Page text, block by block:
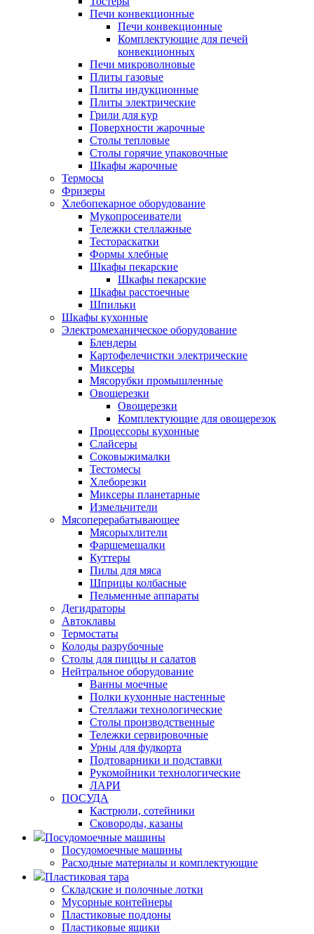
Печи конвекционные
Печи конвекционные
Комплектующие для печей
конвекционных
Печи микроволновые
Плиты газовые
Плиты индукционные
Плиты электрические
Грили для кур
Поверхности жарочные
Столы тепловые
Столы горячие упаковочные
Шкафы жарочные
Термосы
Фризеры
Хлебопекарное оборудование
Мукопросеиватели
Тележки стеллажные
Тестораскатки
Формы хлебные
Шкафы пекарские
Шкафы пекарские
Шкафы расстоечные
Шпильки
Шкафы кухонные
Электромеханическое оборудование
Блендеры
Картофелечистки электрические
Миксеры
Мясорубки промышленные
Овощерезки
Овощерезки
Комплектующие для овощерезок
Процессоры кухонные
Слайсеры
Соковыжималки
Тестомесы
Хлеборезки
Миксеры планетарные
Измельчители
Мясоперерабатывающее
Мясорыхлители
Фаршемешалки
Куттеры
Пилы для мяса
Шприцы колбасные
Пельменные аппараты
Дегидраторы
Автоклавы
Термостаты
Колоды разрубочные
Столы для пиццы и салатов
Нейтральное оборудование
Ванны моечные
Полки кухонные настенные
Стеллажи технологические
Столы производственные
Тележки сервировочные
Урны для фудкорта
Подтоварники и подставки
Рукомойники технологические
ЛАРИ
ПОСУДА
Кастрюли, сотейники
Сковороды, казаны
Посудомоечные машины
Посудомоечные машины
Расходные материалы и комплектующие
Пластиковая тара
Складские и полочные лотки
Мусорные контейнеры
Пластиковые поддоны
Пластиковые ящики